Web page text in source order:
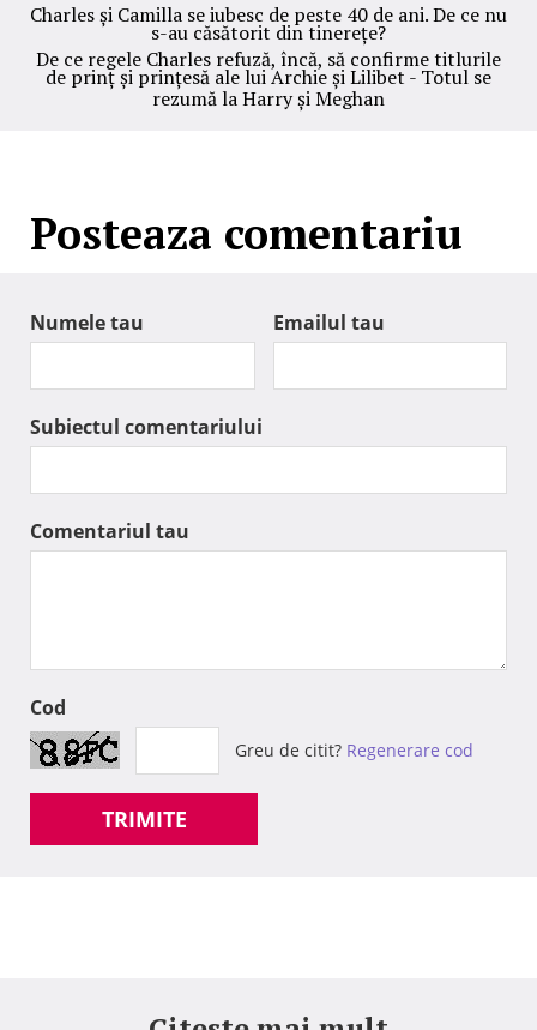
Charles și Camilla se iubesc de peste 40 de ani. De ce nu
s-au căsătorit din tinerețe?
De ce regele Charles refuză, încă, să confirme titlurile
de prinț și prințesă ale lui Archie și Lilibet - Totul se
rezumă la Harry și Meghan
Posteaza comentariu
Numele tau Emailul tau
Subiectul comentariului
Comentariul tau
Cod
Greu de citit? Regenerare cod
TRIMITE